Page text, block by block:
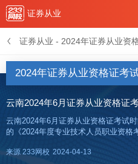
证券从业
证券从业 - 2024年证券从业资
2024年证券从业资格证考
云南2024年6月证券从业资格证
云南2024年6月证券从业资格证考试
的《2024年度专业技术人员职业资格
格证统考是在6月1日、2日。统考一
法规、证券分析师、证券投资顾问、
来源 233网校 2024-04-13